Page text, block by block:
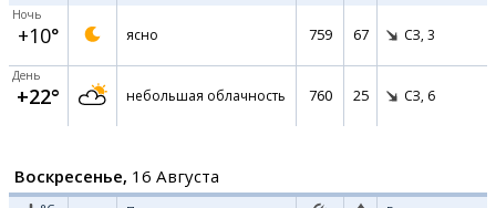
Ночь
+10° ясно 759 67 СЗ, 3
День
+22° небольшая облачность 760 25 СЗ, 6
Воскресенье, 16 Августа